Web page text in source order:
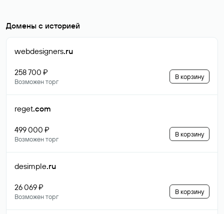
Домены с историей
webdesigners.ru
258 700 ₽
Возможен торг
В корзину
reget.com
499 000 ₽
Возможен торг
В корзину
desimple.ru
26 069 ₽
Возможен торг
В корзину